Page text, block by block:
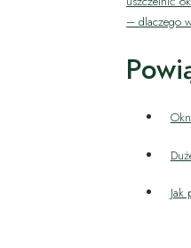
– dlaczego